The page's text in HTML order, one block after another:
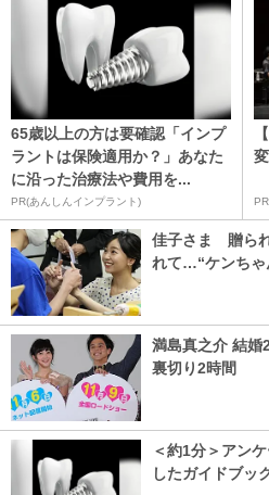
65歳以上の方は要確認「インプ
ラントは保険適用か？」あなた
に沿った治療法や費用を...
PR(あんしんインプラント)
佳子さま 贈ら
れて…“ケンちゃ
満島真之介 結婚
裏切り2時間
＜約1分＞アン
したガイドブッ